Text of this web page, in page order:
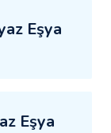
Eşya
Eşya